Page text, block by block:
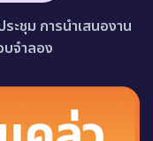
ชุม การนำเสนองาน
จำลอง